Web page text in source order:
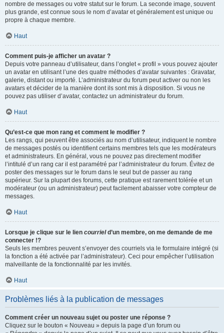
nombre de messages ou votre statut sur le forum. La seconde image, souvent
plus grande, est connue sous le nom d’avatar et généralement est unique ou
propre à chaque membre.
Haut
Comment puis-je afficher un avatar ?
Depuis votre panneau d’utilisateur, dans l’onglet « profil » vous pouvez ajouter
un avatar en utilisant l’une des quatre méthodes d’avatar suivantes : Gravatar,
galerie, distant ou importé. L’administrateur du forum peut activer ou non les
avatars et décider de la manière dont ils sont mis à disposition. Si vous ne
pouvez pas utiliser d’avatar, contactez un administrateur du forum.
Haut
Qu’est-ce que mon rang et comment le modifier ?
Les rangs, qui peuvent être associés au nom d’utilisateur, indiquent le nombre
de messages postés ou identifient certains membres tels que les modérateurs
et administrateurs. En général, vous ne pouvez pas directement modifier
l’intitulé d’un rang car il est paramétré par l’administrateur du forum. Évitez de
poster des messages sur le forum dans le seul but de passer au rang
supérieur. Sur la plupart des forums, cette pratique est rarement tolérée et un
modérateur (ou un administrateur) peut facilement abaisser votre compteur de
messages.
Haut
Lorsque je clique sur le lien courrield’un membre, on me demande de me
connecter !?
Seuls les membres peuvent s’envoyer des courriels via le formulaire intégré (si
la fonction a été activée par l’administrateur). Ceci pour empêcher l’utilisation
malveillante de la fonctionnalité par les invités.
Haut
Problèmes liés à la publication de messages
Comment créer un nouveau sujet ou poster une réponse ?
Cliquez sur le bouton « Nouveau » depuis la page d’un forum ou